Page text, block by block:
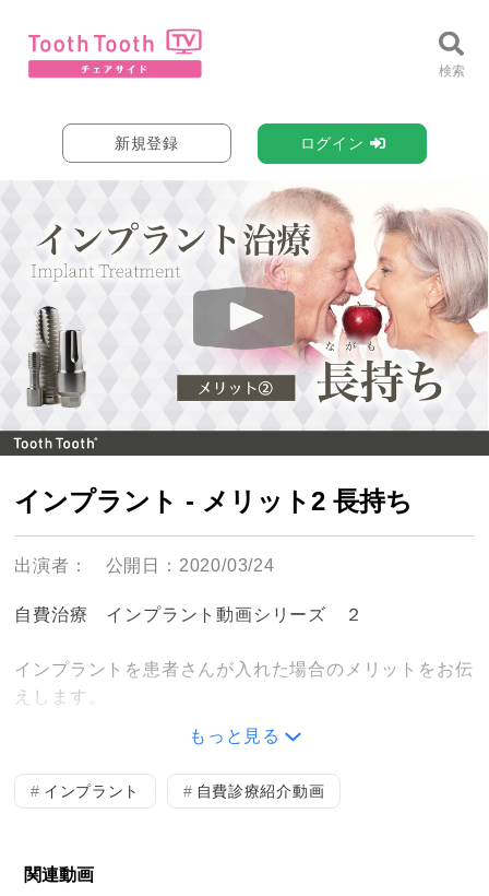
新規登録 ログイン
インプラント - メリット2 長持ち
出演者： 公開日：2020/03/24
自費治療 インプラント動画シリーズ ２
インプラントを患者さんが入れた場合のメリットをお伝
えします。
入れ歯、ブリッジ、インプラントの耐久年数の違いを説
明します。
・入れ歯、ブリッジ、インプラントの耐久年数
もっと見る
インプラント 自費診療紹介動画
関連動画